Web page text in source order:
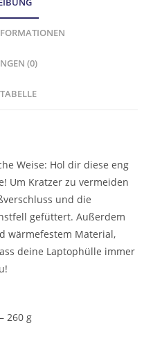
(0)
Weise: Hol dir diese eng
Um Kratzer zu vermeiden
und die
gefüttert. Außerdem
wärmefestem Material,
deine Laptophülle immer
260 g